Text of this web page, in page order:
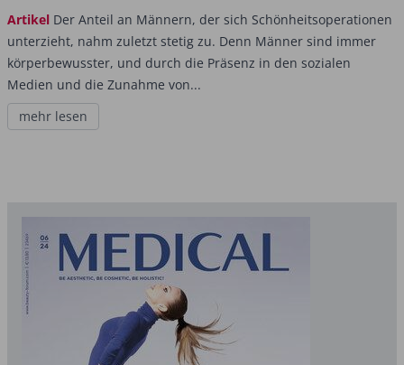
Artikel Der Anteil an Männern, der sich Schönheitsoperationen
unterzieht, nahm zuletzt stetig zu. Denn Männer sind immer
körperbewusster, und durch die Präsenz in den sozialen
Medien und die Zunahme von...
mehr lesen